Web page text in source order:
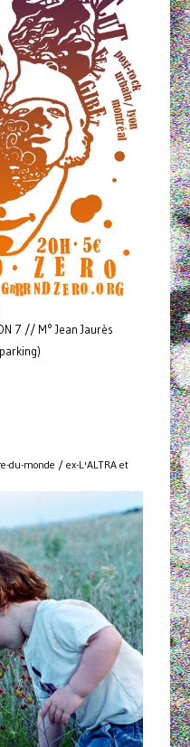
7 // M° Jean Jaurès
du-monde / ex-L'ALTRA et